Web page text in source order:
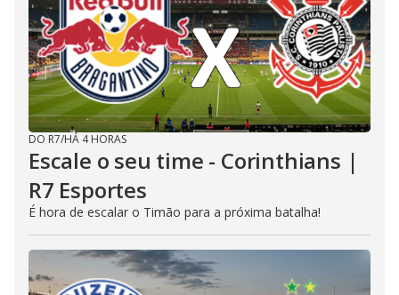
DO R7/HÁ 4 HORAS
Escale o seu time - Corinthians |
R7 Esportes
É hora de escalar o Timão para a próxima batalha!